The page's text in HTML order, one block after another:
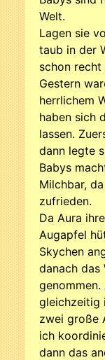
Welt.
Lagen sie
taub in der
schon recht
Gestern
herrlichem
haben sich
lassen.
dann legte
Babys
Milchbar,
zufrieden.
Da Aura
Augapfel
Skychen
danach das
gleichzeitig
zwei große
ich
dann das